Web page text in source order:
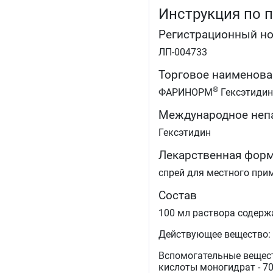
Инструкция по
Регистрационный
ЛП-004733
Торговое
ФАРИНОРМ® Гексэтидин
Международное
Гексэтидин
Лекарственная
спрей для местного
Состав
100 мл раствора
Действующее вещество:
Вспомогательные
кислоты моногидрат -